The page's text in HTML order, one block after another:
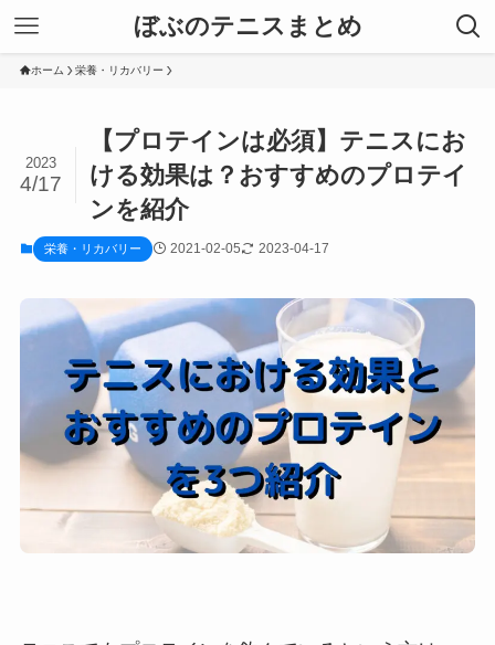
ぼぶのテニスまとめ
ホーム 栄養・リカバリー
【プロテインは必須】テニスにお
ける効果は？おすすめのプロテイ
ンを紹介
2023
4/17
栄養・リカバリー 2021-02-05 2023-04-17